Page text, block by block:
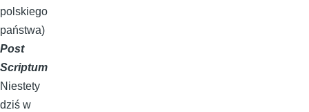
polskiego
państwa)
Post
Scriptum
Niestety
dziś w